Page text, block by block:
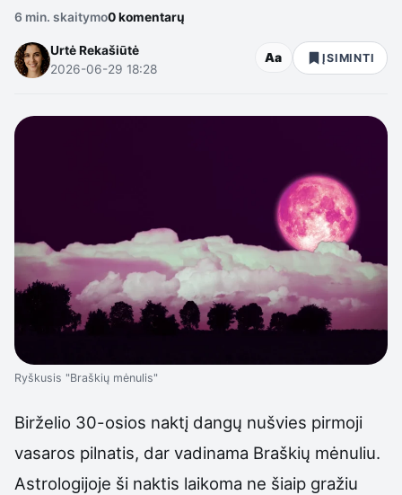
6 min. skaitymo0 komentarų
Urtė Rekašiūtė
2026-06-29 18:28
Aa ĮSIMINTI
Ryškusis "Braškių mėnulis"
Birželio 30-osios naktį dangų nušvies pirmoji
vasaros pilnatis, dar vadinama Braškių mėnuliu.
Astrologijoje ši naktis laikoma ne šiaip gražiu